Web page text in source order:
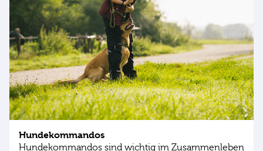
Hundekommandos
Hundekommandos sind wichtig im Zusammenleben